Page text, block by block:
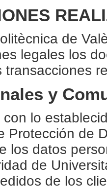
de
legales los
transacciones
y
con lo
Protección de
los datos
de
de los